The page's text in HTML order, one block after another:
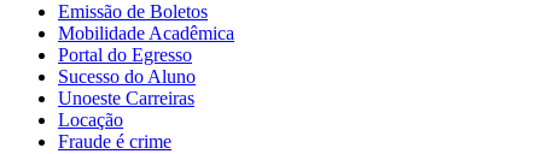
Emissão de Boletos
Mobilidade Acadêmica
Portal do Egresso
Sucesso do Aluno
Unoeste Carreiras
Locação
Fraude é crime